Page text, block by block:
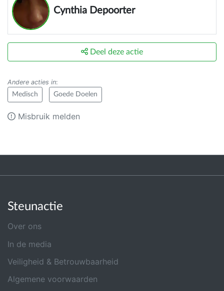
Cynthia Depoorter
Deel deze actie
Andere acties in:
Medisch Goede Doelen
Misbruik melden
Steunactie
Over ons
In de media
Veiligheid & Betrouwbaarheid
Algemene voorwaarden